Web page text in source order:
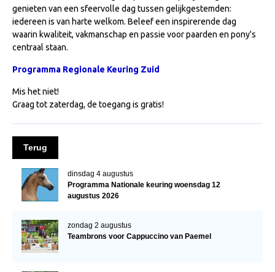
Zoek een NRPS paard
PEDIGREE ONLINE
Fokkerij informatie
NRPS-Boegbeeld
Cornage
genieten van een sfeervolle dag tussen gelijkgestemden:
iedereen is van harte welkom. Beleef een inspirerende dag
waarin kwaliteit, vakmanschap en passie voor paarden en pony's
centraal staan.
Programma Regionale Keuring Zuid
Mis het niet!
Graag tot zaterdag, de toegang is gratis!
Terug
dinsdag 4 augustus
Programma Nationale keuring woensdag 12
augustus 2026
zondag 2 augustus
Teambrons voor Cappuccino van Paemel